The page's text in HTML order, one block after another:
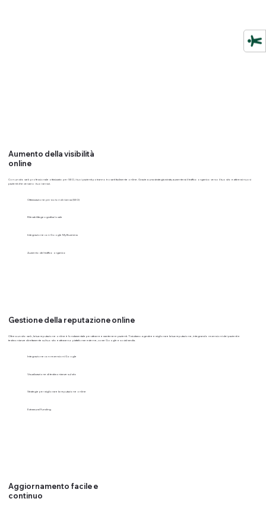
Aumento della visibilità
online
Con un sito web professionale ottimizzato per SEO, i tuoi pazienti potranno trovarti facilmente online. Grazie a una strategia mirata, aumenterai il traffico organico verso il tuo sito e attirerai nuovi
pazienti che cercano i tuoi servizi.
Ottimizzazione per motori di ricerca (SEO)
Rilevabilità geografica locale
Integrazione con Google My Business
Aumento del traffico organico
Gestione della reputazione online
Oltre a un sito web, la tua reputazione online è fondamentale per attrarre e mantenere pazienti. Ti aiutiamo a gestire e migliorare la tua reputazione, integrando recensioni dei pazienti e
testimonianze direttamente sul tuo sito e attraverso piattaforme esterne, come Google e social media.
Integrazione con recensioni Google
Visualizzazione di testimonianze sul sito
Strategie per migliorare la reputazione online
Extramural Funding
Aggiornamento facile e
continuo